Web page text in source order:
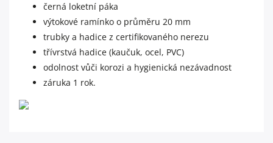
černá loketní páka
výtokové ramínko o průměru 20 mm
trubky a hadice z certifikovaného nerezu
třívrstvá hadice (kaučuk, ocel, PVC)
odolnost vůči korozi a hygienická nezávadnost
záruka 1 rok.